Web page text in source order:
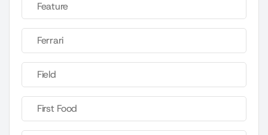
Feature
Ferrari
Field
First Food